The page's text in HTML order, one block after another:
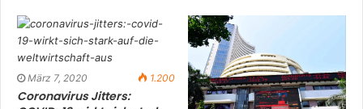
März 7, 2020 1.200
Coronavirus Jitters: